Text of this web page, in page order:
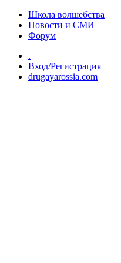
Перейти к основному
Школа волшебства
Новости и СМИ
Форум
.
Вход/Регистрация
drugayarossia.com